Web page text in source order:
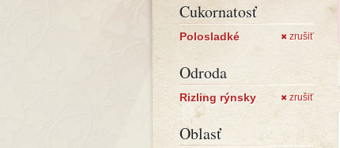
Cukornatosť
Polosladké ✖ zrušiť
Odroda
Rizling rýnsky ✖ zrušiť
Oblasť